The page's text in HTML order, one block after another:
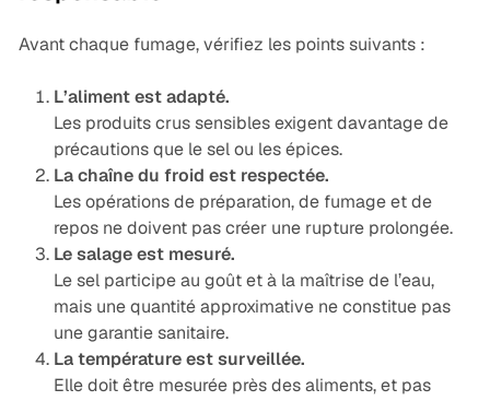
Avant chaque fumage, vérifiez les points suivants :
L’aliment est adapté.
Les produits crus sensibles exigent davantage de
précautions que le sel ou les épices.
La chaîne du froid est respectée.
Les opérations de préparation, de fumage et de
repos ne doivent pas créer une rupture prolongée.
Le salage est mesuré.
Le sel participe au goût et à la maîtrise de l’eau,
mais une quantité approximative ne constitue pas
une garantie sanitaire.
La température est surveillée.
Elle doit être mesurée près des aliments, et pas